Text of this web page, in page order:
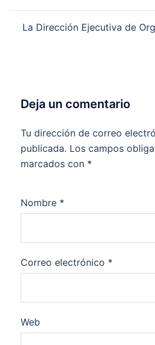
La Dirección Ejecutiva de
Deja un comentario
Tu dirección de correo
publicada. Los campos
marcados con *
Nombre *
Correo electrónico *
Web